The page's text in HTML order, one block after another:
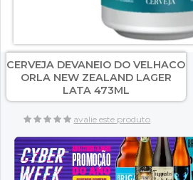
CERVEJA DEVANEIO DO VELHACO
ORLA NEW ZEALAND LAGER
LATA 473ML
avalie este produto